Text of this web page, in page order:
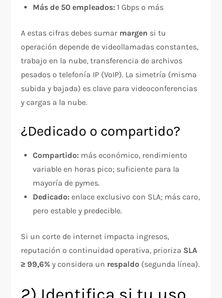
Más de 50 empleados: 1 Gbps o más
A estas cifras debes sumar margen si tu
operación depende de videollamadas constantes,
trabajo en la nube, transferencia de archivos
pesados o telefonía IP (VoIP). La simetría (misma
subida y bajada) es clave para videoconferencias
y cargas a la nube.
¿Dedicado o compartido?
Compartido: más económico, rendimiento
variable en horas pico; suficiente para la
mayoría de pymes.
Dedicado: enlace exclusivo con SLA; más caro,
pero estable y predecible.
Si un corte de internet impacta ingresos,
reputación o continuidad operativa, prioriza SLA
≥ 99,6% y considera un respaldo (segunda línea).